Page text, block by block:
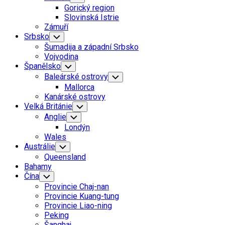
Child
Menu
Gorický region
Slovinská Istrie
Zámuří
Srbsko Toggle
Child
Menu
Šumadija a západní Srbsko
Vojvodina
Španělsko Toggle
Child
Menu
Baleárské ostrovy Toggle
Child
Mallorca
Kanárské ostrovy
Velká Británie Toggle
Child
Menu
Anglie Toggle
Child
Menu
Londýn
Wales
Austrálie Toggle
Child
Menu
Queensland
Bahamy
Čína Toggle
Child
Menu
Provincie Chaj-nan
Provincie Kuang-tung
Provincie Liao-ning
Peking